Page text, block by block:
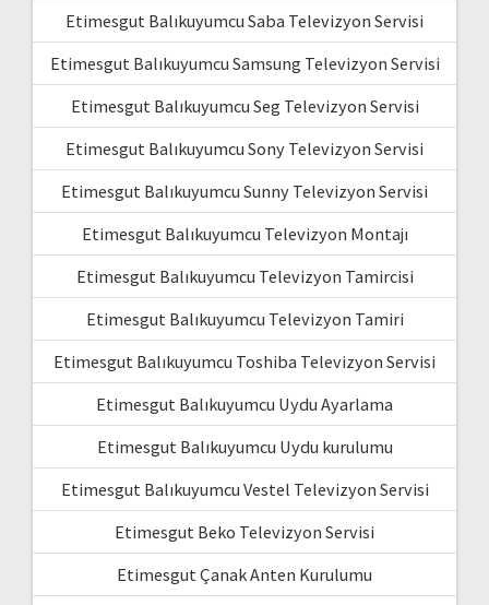
Etimesgut Balıkuyumcu Saba Televizyon Servisi
Etimesgut Balıkuyumcu Samsung Televizyon Servisi
Etimesgut Balıkuyumcu Seg Televizyon Servisi
Etimesgut Balıkuyumcu Sony Televizyon Servisi
Etimesgut Balıkuyumcu Sunny Televizyon Servisi
Etimesgut Balıkuyumcu Televizyon Montajı
Etimesgut Balıkuyumcu Televizyon Tamircisi
Etimesgut Balıkuyumcu Televizyon Tamiri
Etimesgut Balıkuyumcu Toshiba Televizyon Servisi
Etimesgut Balıkuyumcu Uydu Ayarlama
Etimesgut Balıkuyumcu Uydu kurulumu
Etimesgut Balıkuyumcu Vestel Televizyon Servisi
Etimesgut Beko Televizyon Servisi
Etimesgut Çanak Anten Kurulumu